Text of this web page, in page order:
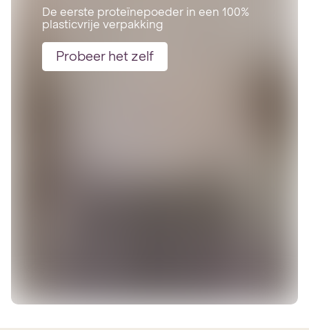
De eerste proteïnepoeder in een 100%
plasticvrije verpakking
Probeer het zelf